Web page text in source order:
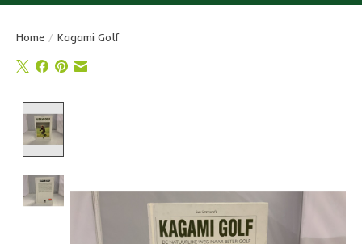
Home / Kagami Golf